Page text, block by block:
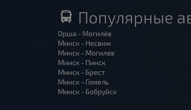
Популярные
Орша - Могилёв
Минск - Несвиж
Минск - Могилёв
Минск - Пинск
Минск - Брест
Минск - Гомель
Минск - Бобруйск